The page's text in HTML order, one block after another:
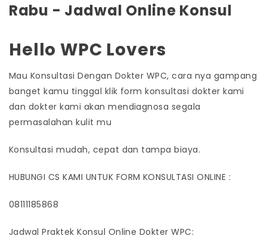
Rabu - Jadwal Online Konsul
Hello WPC Lovers
Mau Konsultasi Dengan Dokter WPC, cara nya gampang
banget kamu tinggal klik form konsultasi dokter kami
dan dokter kami akan mendiagnosa segala
permasalahan kulit mu
Konsultasi mudah, cepat dan tampa biaya.
HUBUNGI CS KAMI UNTUK FORM KONSULTASI ONLINE :
08111185868
Jadwal Praktek Konsul Online Dokter WPC: